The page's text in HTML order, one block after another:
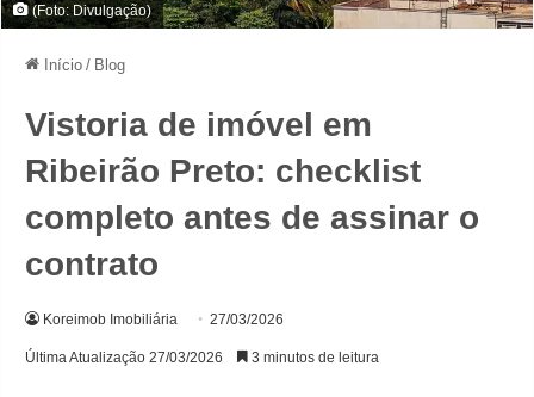
(Foto: Divulgação)
Início / Blog
Vistoria de imóvel em
Ribeirão Preto: checklist
completo antes de assinar o
contrato
Koreimob Imobiliária 27/03/2026
Última Atualização 27/03/2026 3 minutos de leitura